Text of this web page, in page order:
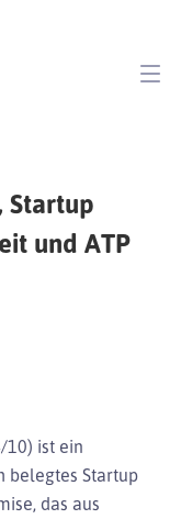
Startup
und ATP
10) ist ein
belegtes Startup
das aus